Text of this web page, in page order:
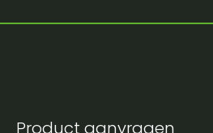
Product aanvragen